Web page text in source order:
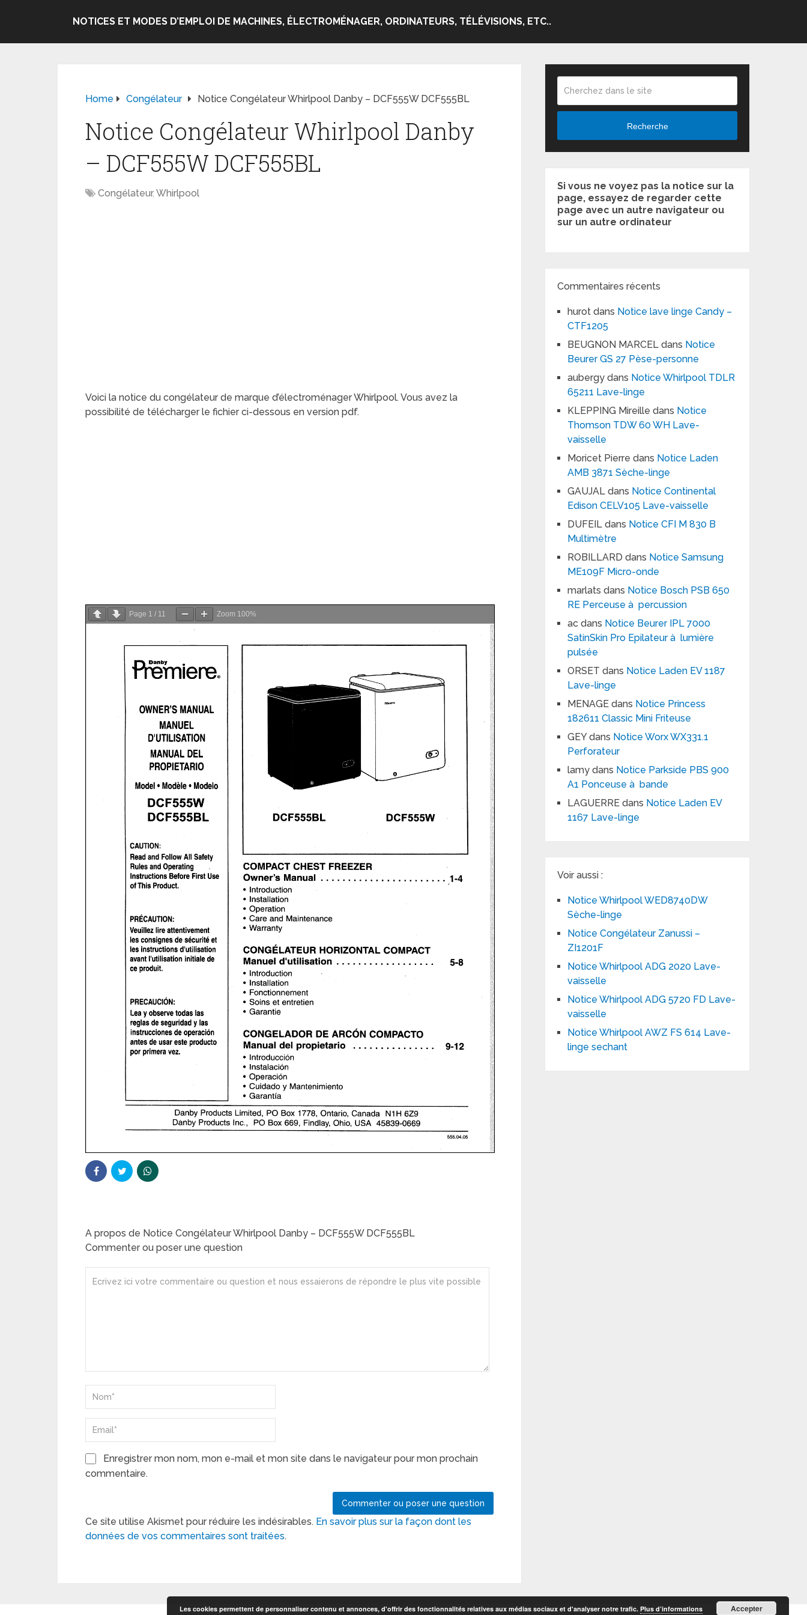
NOTICES ET MODES D’EMPLOI DE MACHINES, ÉLECTROMÉNAGER, ORDINATEURS, TÉLÉVISIONS, ETC..
Home Congélateur Notice Congélateur Whirlpool Danby – DCF555W DCF555BL
Notice Congélateur Whirlpool Danby
– DCF555W DCF555BL
Congélateur, Whirlpool
Voici la notice du congélateur de marque d’électroménager Whirlpool. Vous avez la
possibilité de télécharger le fichier ci-dessous en version pdf.
Page 1 / 11 Zoom 100%
A propos de Notice Congélateur Whirlpool Danby – DCF555W DCF555BL
Commenter ou poser une question
Enregistrer mon nom, mon e-mail et mon site dans le navigateur pour mon prochain
commentaire.
Ce site utilise Akismet pour réduire les indésirables. En savoir plus sur la façon dont les
données de vos commentaires sont traitées.
Recherche
Si vous ne voyez pas la notice sur la
page, essayez de regarder cette
page avec un autre navigateur ou
sur un autre ordinateur
Commentaires récents
hurot dans Notice lave linge Candy –
CTF1205
BEUGNON MARCEL dans Notice
Beurer GS 27 Pèse-personne
aubergy dans Notice Whirlpool TDLR
65211 Lave-linge
KLEPPING Mireille dans Notice
Thomson TDW 60 WH Lave-
vaisselle
Moricet Pierre dans Notice Laden
AMB 3871 Sèche-linge
GAUJAL dans Notice Continental
Edison CELV105 Lave-vaisselle
DUFEIL dans Notice CFI M 830 B
Multimètre
ROBILLARD dans Notice Samsung
ME109F Micro-onde
marlats dans Notice Bosch PSB 650
RE Perceuse à percussion
ac dans Notice Beurer IPL 7000
SatinSkin Pro Epilateur à lumière
pulsée
ORSET dans Notice Laden EV 1187
Lave-linge
MENAGE dans Notice Princess
182611 Classic Mini Friteuse
GEYdans Notice Worx WX331.1
Perforateur
lamy dans Notice Parkside PBS 900
A1 Ponceuse à bande
LAGUERRE dans Notice Laden EV
1167 Lave-linge
Voir aussi :
Notice Whirlpool WED8740DW
Sèche-linge
Notice Congélateur Zanussi –
ZI1201F
Notice Whirlpool ADG 2020 Lave-
vaisselle
Notice Whirlpool ADG 5720 FD Lave-
vaisselle
Notice Whirlpool AWZ FS 614 Lave-
linge sechant
Les cookies permettent de personnaliser contenu et annonces, d'offrir des fonctionnalités relatives aux médias sociaux et d'analyser notre trafic. Plus d’informations Accepter